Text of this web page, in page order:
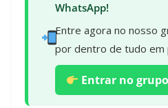
WhatsApp!
Entre agora no nosso
por dentro de tudo em
Entrar no